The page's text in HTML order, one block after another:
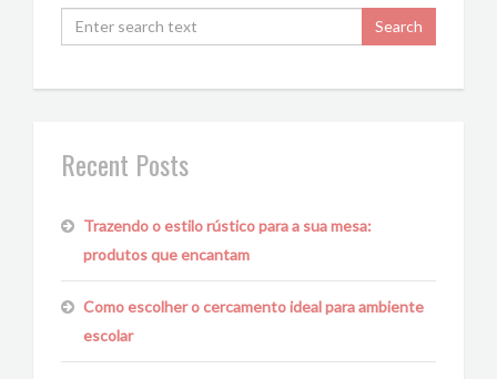
Recent Posts
Trazendo o estilo rústico para a sua mesa:
produtos que encantam
Como escolher o cercamento ideal para ambiente
escolar